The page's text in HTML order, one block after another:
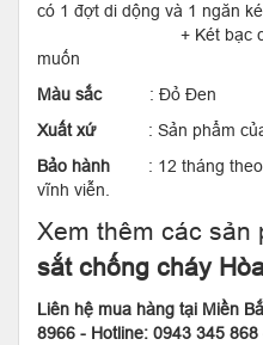
có 1 đợt di dộng và 1 ngăn
+ Két bạc có thể
muốn
Màu sắc
: Đỏ Đen
Xuất xứ: Sản phẩm
Bảo hành : 12 tháng theo
vĩnh viễn.
Xem thêm các sản
sắt chống cháy
Liên hệ mua hàng tại Miền
8966 - Hotline: 0943 345